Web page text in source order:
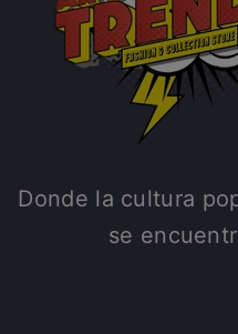
Donde la cultura
se